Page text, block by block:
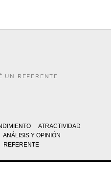
UN REFERENTE
ATRACTIVIDAD
ANÁLISIS Y OPINIÓN
REFERENTE